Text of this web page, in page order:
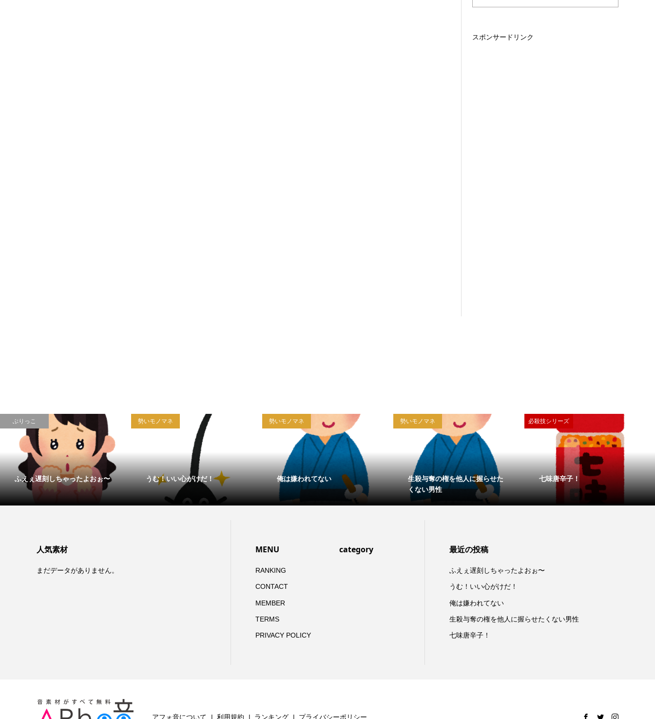
スポンサードリンク
ぶりっこ
ふえぇ遅刻しちゃったよおぉ〜
勢いモノマネ
うむ！いい心がけだ！
勢いモノマネ
俺は嫌われてない
勢いモノマネ
生殺与奪の権を他人に握らせた
くない男性
必殺技シリーズ
七味唐辛子！
人気素材
まだデータがありません。
MENU
RANKING
CONTACT
MEMBER
TERMS
PRIVACY POLICY
category 最近の投稿
ふえぇ遅刻しちゃったよおぉ〜
うむ！いい心がけだ！
俺は嫌われてない
生殺与奪の権を他人に握らせたくない男性
七味唐辛子！
アフォ音について 利用規約 ランキング プライバシーポリシー